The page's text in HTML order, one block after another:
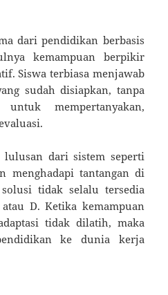
dari pendidikan berbasis
kemampuan berpikir
Siswa terbiasa menjawab
sudah disiapkan, tanpa
mempertanyakan,
lulusan dari sistem seperti
menghadapi tantangan di
tidak selalu tersedia
D. Ketika kemampuan
tidak dilatih, maka
ke dunia kerja